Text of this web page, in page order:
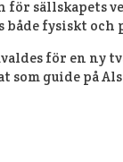
sällskapets
fysiskt och
för en ny
som guide på